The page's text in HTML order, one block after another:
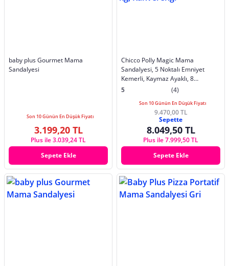
baby plus Gourmet Mama
Sandalyesi
Son 10 Günün En Düşük Fiyatı
3.199,20 TL
Plus ile 3.039,24 TL
Sepete Ekle
Chicco Polly Magic Mama
Sandalyesi, 5 Noktalı Emniyet
Kemerli, Kaymaz Ayaklı, 8
Kademeli Yükseklik Ayarlı, 6 Ay –
5 (4)
Son 10 Günün En Düşük Fiyatı
9.470,00 TL
Sepette
8.049,50 TL
Plus ile 7.999,50 TL
Sepete Ekle